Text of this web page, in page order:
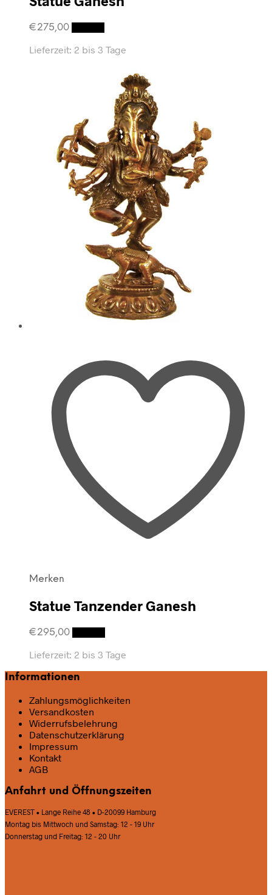
€275,00
Lieferzeit: 2 bis 3 Tage
Merken
Statue Tanzender Ganesh
€295,00
Lieferzeit: 2 bis 3 Tage
Informationen
Zahlungsmöglichkeiten
Versandkosten
Widerrufsbelehrung
Datenschutz­erklärung
Impressum
Kontakt
AGB
Anfahrt und Öffnungszeiten
EVEREST • Lange Reihe 48 • D-20099 Hamburg
Montag bis Mittwoch und Samstag: 12 - 19 Uhr
Donnerstag und Freitag: 12 - 20 Uhr